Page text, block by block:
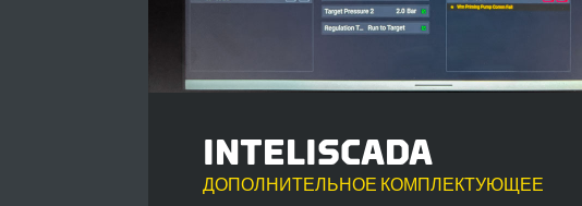
INTELISCADA
ДОПОЛНИТЕЛЬНОЕ КОМПЛЕКТУЮЩЕЕ